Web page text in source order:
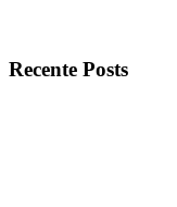
Recente Posts